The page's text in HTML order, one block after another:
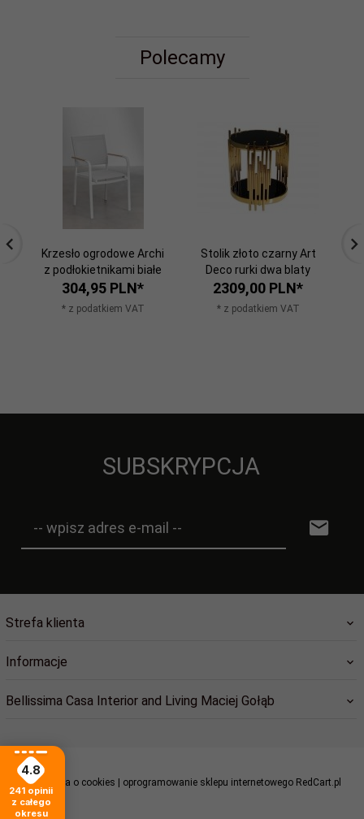
Polecamy
Krzesło ogrodowe Archi
z podłokietnikami białe
304,95 PLN*
* z podatkiem VAT
Stolik złoto czarny Art
Deco rurki dwa blaty
2309,00 PLN*
* z podatkiem VAT
SUBSKRYPCJA
-- wpisz adres e-mail --
Strefa klienta
Informacje
Bellissima Casa Interior and Living Maciej Gołąb
sklep@bellissimacasa.pl
Informacja o cookies | oprogramowanie sklepu internetowego RedCart.pl
4.8
241 opinii
z całego
okresu